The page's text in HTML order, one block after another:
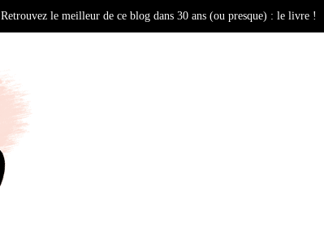
Retrouvez le meilleur de ce blog dans 30 ans (ou presque) : le livre !